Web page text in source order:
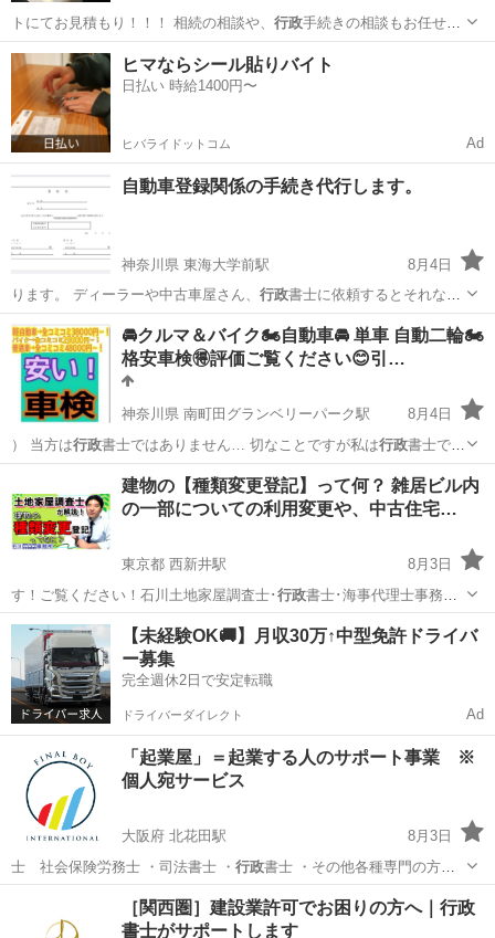
トにてお見積もり！！！ 相続の相談や、 行政手続きの相談もお任せ下
さい！ 他社に…
和歌山 有田郡 遺品整理 買取
ヒマならシール貼りバイト
日払い 時給1400円〜
ヒバライドットコム Ad
自動車登録関係の手続き代行します。
神奈川県 東海大学前駅
8月4日
ります。 ディーラーや中古車屋さん、 行政書士に依頼するとそれなり
に費用が掛かる…
神奈川 秦野市 東海大学前駅 その他 車庫証明
🚘クルマ＆バイク🏍️自動車🚘 単車 自動二輪🏍️
格安車検🉐評価ご覧ください😊引…
神奈川県 南町田グランベリーパーク駅
8月4日
） 当方は行政書士ではありません… 切なことですが私は行政書士では
ないので … 成代金を頂くのは行政書士法違反になりま…
横浜市 南町田グランベリーパーク駅 車検
ユーザー車検
建物の【種類変更登記】って何？ 雑居ビル内
の一部についての利用変更や、中古住宅…
東京都 西新井駅
8月3日
す！ご覧ください！石川土地家屋調査士･ 行政書士･海事代理士事務所
http…
東京 足立区 西新井駅 その他 建物
【未経験OK🚚】月収30万↑中型免許ドライバ
ー募集
完全週休2日で安定転職
ドライバーダイレクト Ad
「起業屋」＝起業する人のサポート事業 ※
個人宛サービス
大阪府 北花田駅
8月3日
士 社会保険労務士 ・司法書士 ・ 行政書士 ・その他各種専門の方
会…
北花田駅 その他
［関西圏］建設業許可でお困りの方へ｜行政
書士がサポートします